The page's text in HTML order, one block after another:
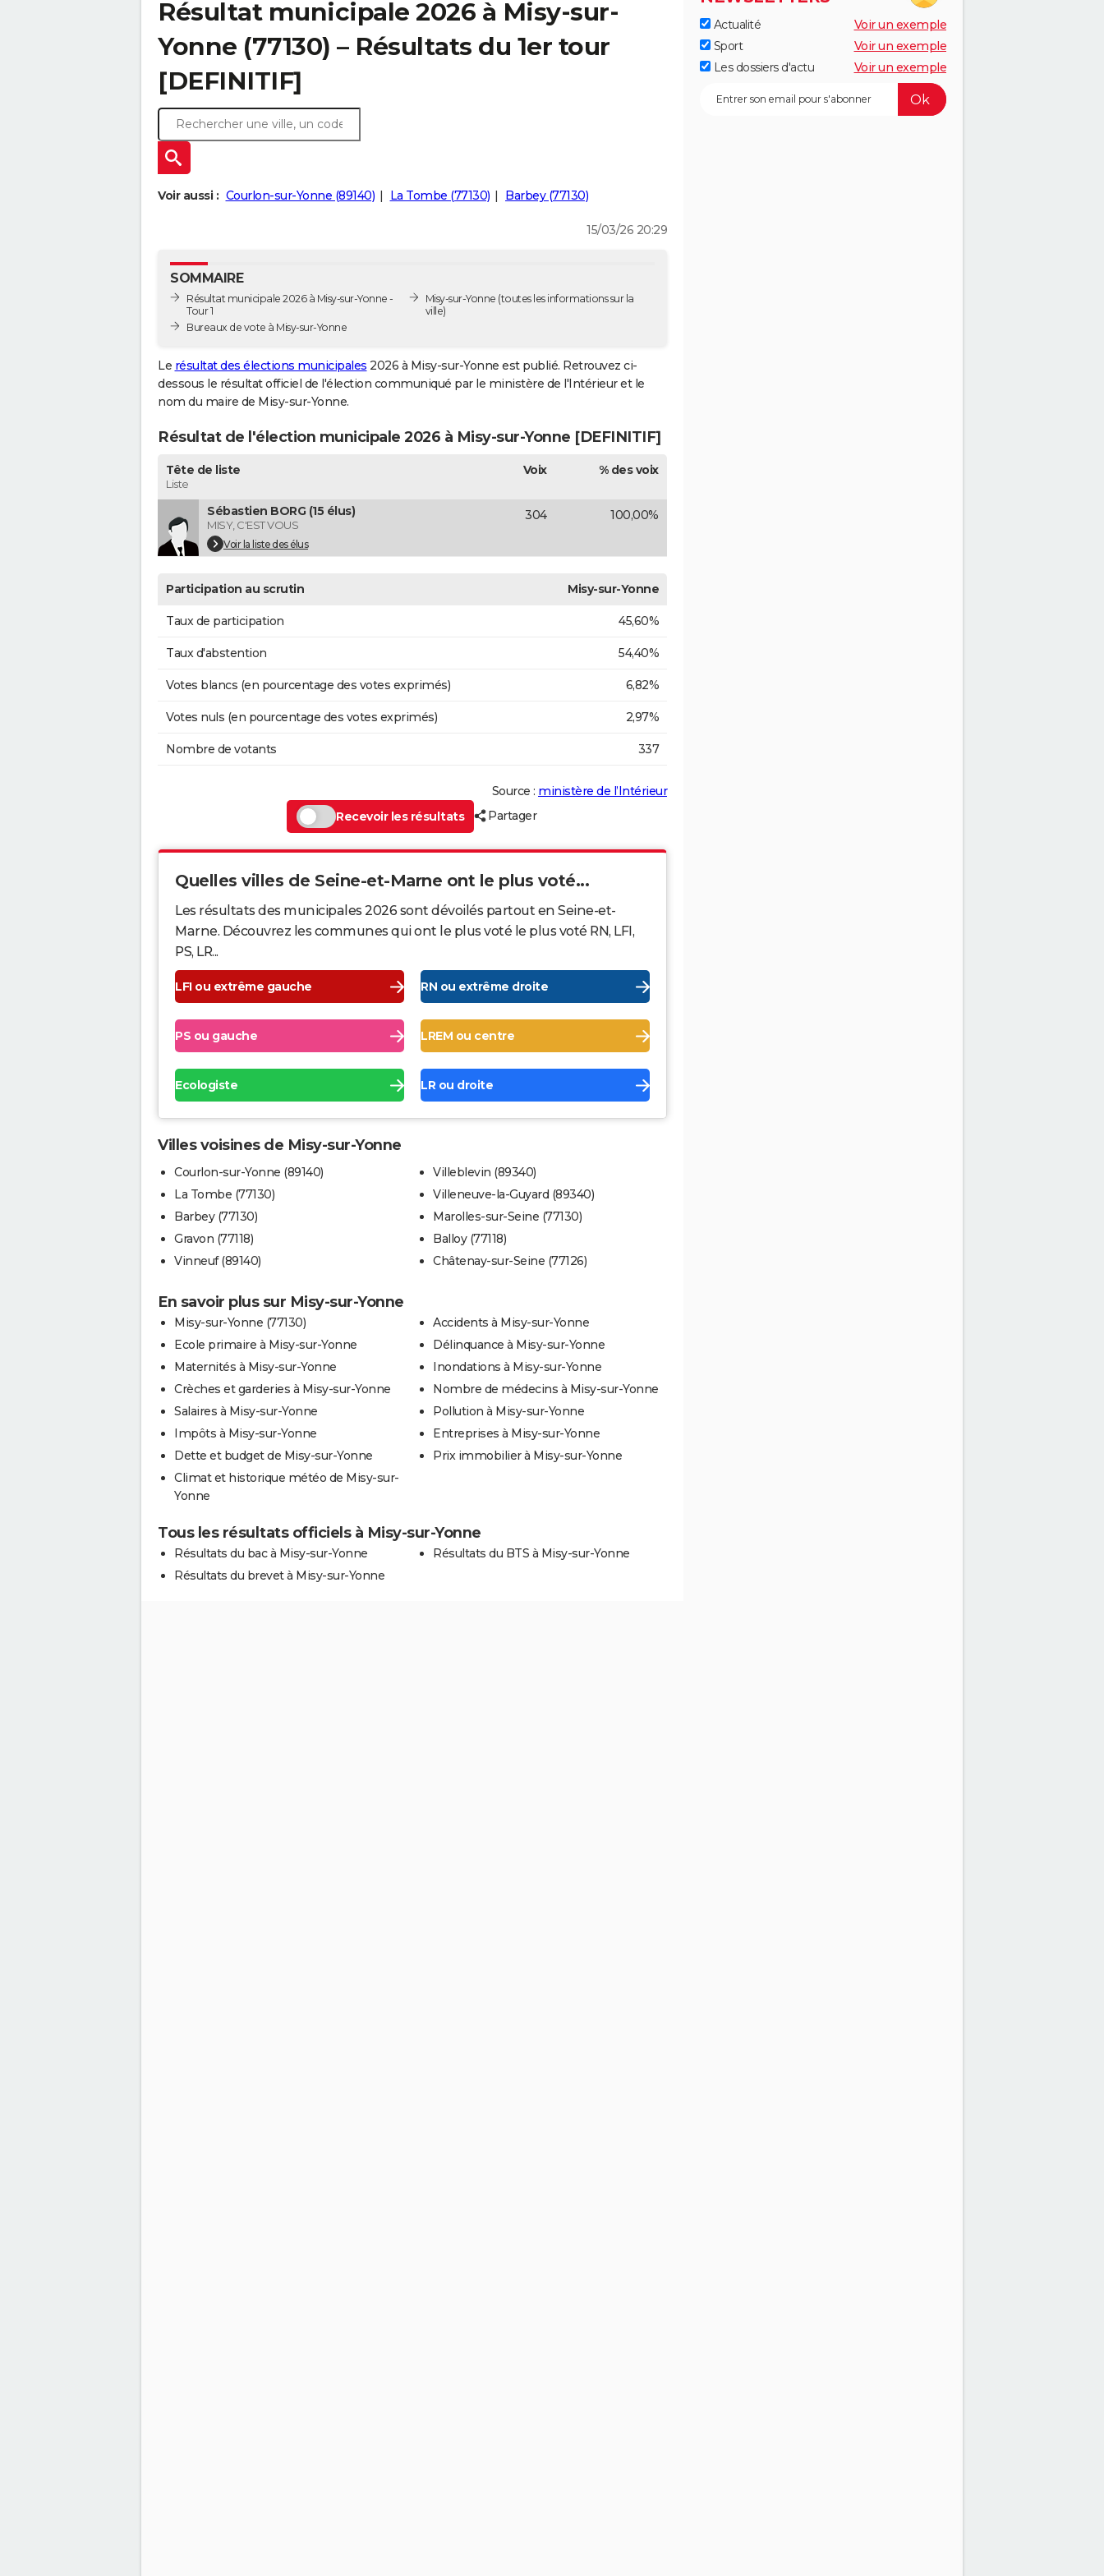
Résultat municipale 2026 à Misy-sur-
Yonne (77130) – Résultats du 1er tour
[DEFINITIF]
Voir aussi : Courlon-sur-Yonne (89140) La Tombe (77130) Barbey (77130)
15/03/26 20:29
SOMMAIRE
Résultat municipale 2026 à Misy-sur-Yonne -
Tour 1
Bureaux de vote à Misy-sur-Yonne
Misy-sur-Yonne (toutes les informations sur la
ville)
Le résultat des élections municipales 2026 à Misy-sur-Yonne est publié. Retrouvez ci-
dessous le résultat officiel de l'élection communiqué par le ministère de l'Intérieur et le
nom du maire de Misy-sur-Yonne.
Résultat de l'élection municipale 2026 à Misy-sur-Yonne [DEFINITIF]
Tête de liste
Liste
Voix % des voix
Sébastien BORG (15 élus)
MISY, C'EST VOUS
Voir la liste des élus
304 100,00%
Participation au scrutin Misy-sur-Yonne
Taux de participation 45,60%
Taux d'abstention 54,40%
Votes blancs (en pourcentage des votes exprimés) 6,82%
Votes nuls (en pourcentage des votes exprimés) 2,97%
Nombre de votants 337
Source : ministère de l’Intérieur
Recevoir les résultats
Partager
Quelles villes de Seine-et-Marne ont le plus voté...
Les résultats des municipales 2026 sont dévoilés partout en Seine-et-
Marne. Découvrez les communes qui ont le plus voté le plus voté RN, LFI,
PS, LR...
LFI ou extrême gauche RN ou extrême droite
PS ou gauche LREM ou centre
Ecologiste LR ou droite
Villes voisines de Misy-sur-Yonne
Courlon-sur-Yonne (89140)
La Tombe (77130)
Barbey (77130)
Gravon (77118)
Vinneuf (89140)
Villeblevin (89340)
Villeneuve-la-Guyard (89340)
Marolles-sur-Seine (77130)
Balloy (77118)
Châtenay-sur-Seine (77126)
En savoir plus sur Misy-sur-Yonne
Misy-sur-Yonne (77130)
Ecole primaire à Misy-sur-Yonne
Maternités à Misy-sur-Yonne
Crèches et garderies à Misy-sur-Yonne
Salaires à Misy-sur-Yonne
Impôts à Misy-sur-Yonne
Dette et budget de Misy-sur-Yonne
Climat et historique météo de Misy-sur-
Yonne
Accidents à Misy-sur-Yonne
Délinquance à Misy-sur-Yonne
Inondations à Misy-sur-Yonne
Nombre de médecins à Misy-sur-Yonne
Pollution à Misy-sur-Yonne
Entreprises à Misy-sur-Yonne
Prix immobilier à Misy-sur-Yonne
Tous les résultats officiels à Misy-sur-Yonne
Résultats du bac à Misy-sur-Yonne
Résultats du brevet à Misy-sur-Yonne
Résultats du BTS à Misy-sur-Yonne
Actualité
Voir un exemple
Sport
Voir un exemple
Les dossiers d'actu
Voir un exemple